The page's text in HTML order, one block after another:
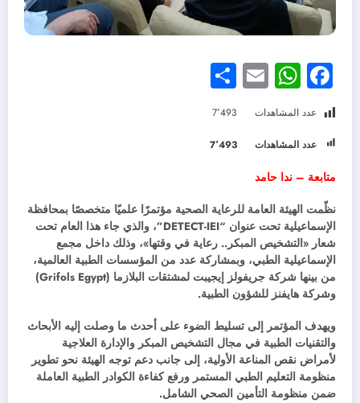
Facebook
WhatsApp
Email
عدد المشاهدات 7٬493
عدد المشاهدات 7٬493
متابعة – ندا حامد
نظّمت الهيئة العامة للرعاية الصحية مؤتمرًا علميًا متخصصًا بمحافظة
الإسماعيلية تحت عنوان “DETECT-IEI”، والذي جاء هذا العام تحت
شعار «التشخيص المبكر.. رعاية في وقتها»، وذلك داخل مجمع
الإسماعيلية الطبي، وبمشاركة عدد من المؤسسات الطبية العالمية،
من بينها شركة جريفولز إيجيبت لمشتقات البلازما (Grifols Egypt)
وشركة هايفنز للشؤون الطبية.
ويهدف المؤتمر إلى تسليط الضوء على أحدث ما وصلت إليه الأبحاث
والتقنيات الطبية في مجال التشخيص المبكر والإدارة العلاجية
لأمراض نقص المناعة الأولية، إلى جانب دعم توجه الهيئة نحو تطوير
منظومة التعليم الطبي المستمر ورفع كفاءة الكوادر الطبية العاملة
ضمن منظومة التأمين الصحي الشامل.